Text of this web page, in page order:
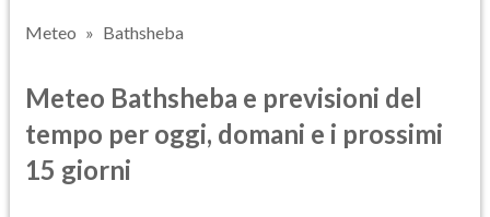
Meteo Bathsheba
Meteo Bathsheba e previsioni del
tempo per oggi, domani e i prossimi
15 giorni